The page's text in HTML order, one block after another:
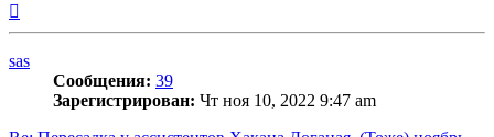
sas
Сообщения: 39
Зарегистрирован: Чт ноя 10, 2022 9:47 am